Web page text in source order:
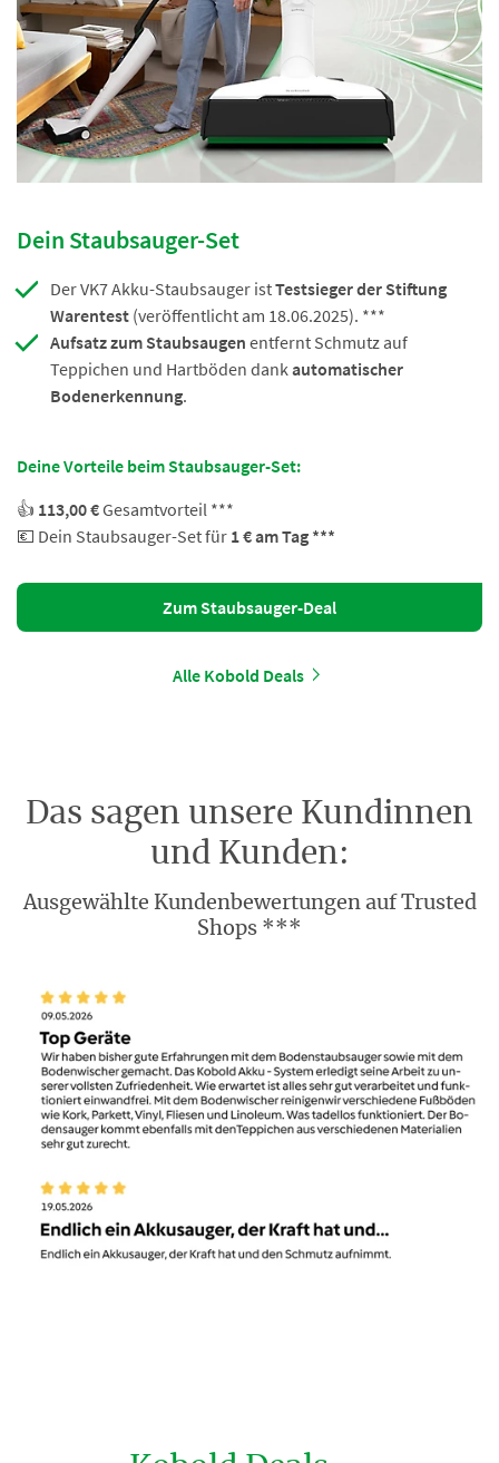
Dein Staubsauger-Set
Der VK7 Akku-Staubsauger istTestsieger der Stiftung
Warentest (veröffentlicht am 18.06.2025). ***
Aufsatz zum Staubsaugen entfernt Schmutz auf
Teppichen und Hartböden dankautomatischer
Bodenerkennung.
Deine Vorteile beim Staubsauger-Set:
👍 113,00 €Gesamtvorteil ***
💶 Dein Staubsauger-Set für 1 € am Tag ***
Zum Staubsauger-Deal
Alle Kobold Deals
Das sagen unsere Kundinnen
und Kunden:
Ausgewählte Kundenbewertungen auf Trusted
Shops ***